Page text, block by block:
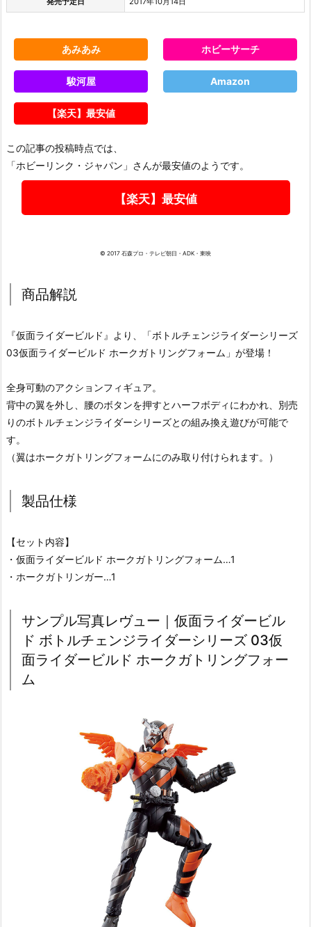
あみあみ ホビーサーチ
駿河屋 Amazon
【楽天】最安値
この記事の投稿時点では、
「ホビーリンク・ジャパン」さんが最安値のようです。
【楽天】最安値
© 2017 石森プロ・テレビ朝日・ADK・東映
商品解説
『仮面ライダービルド』より、「ボトルチェンジライダーシリーズ
03仮面ライダービルド ホークガトリングフォーム」が登場！
全身可動のアクションフィギュア。
背中の翼を外し、腰のボタンを押すとハーフボディにわかれ、別売
りのボトルチェンジライダーシリーズとの組み換え遊びが可能で
す。
（翼はホークガトリングフォームにのみ取り付けられます。）
製品仕様
【セット内容】
・仮面ライダービルド ホークガトリングフォーム…1
・ホークガトリンガー…1
サンプル写真レヴュー｜仮面ライダービル
ド ボトルチェンジライダーシリーズ 03仮
面ライダービルド ホークガトリングフォー
ム